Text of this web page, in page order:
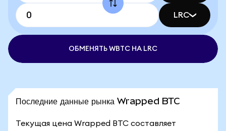
LRC
ОБМЕНЯТЬ WBTC НА LRC
Последние данные рынка Wrapped BTC
Текущая цена Wrapped BTC составляет